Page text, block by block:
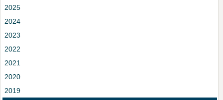
2025
2024
2023
2022
2021
2020
2019